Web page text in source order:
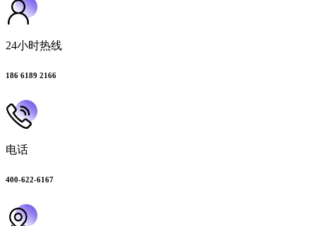
24小时热线
186 6189 2166
电话
400-622-6167